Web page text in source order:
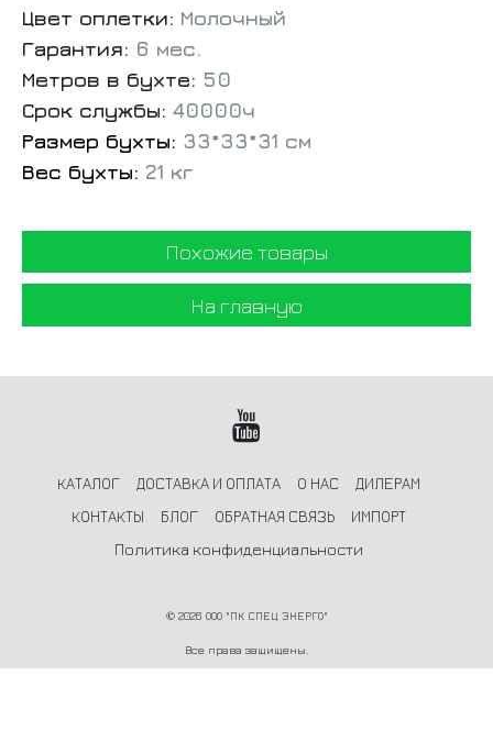
Цвет оплетки: Молочный
Гарантия: 6 мес.
Метров в бухте: 50
Срок службы: 40000ч
Размер бухты: 33*33*31 см
Вес бухты: 21 кг
Похожие товары
На главную
КАТАЛОГ ДОСТАВКА И ОПЛАТА О НАС
ДИЛЕРАМ
КОНТАКТЫ
БЛОГ ОБРАТНАЯ СВЯЗЬ
ИМПОРТ
Политика конфиденциальности
© 2026 ООО "ПК СПЕЦ ЭНЕРГО"
Все права защищены.